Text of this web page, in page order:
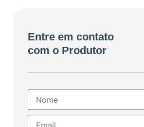
Entre em contato
com o Produtor